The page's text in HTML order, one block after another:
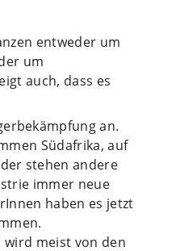
entweder um
um
auch, dass es
an.
Südafrika, auf
stehen andere
immer neue
haben es jetzt
meist von den